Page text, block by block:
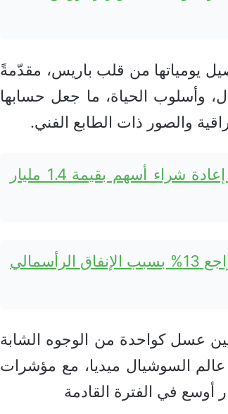
يومياتها من قلب باريس، مقدّمةً
وأسلوب الحياة، ما جعل حسابها
والصور ذات الطابع الفني.
كومرتس بنك يعتزم إعادة شراء أسهم بقيمة 1.4 مليار
سهم سبيس إكس يتراجع 13% بسبب الإنفاق الرأسمالي
عسل كواحدة من الوجوه الشابة
السوشيال ميديا، مع مؤشرات
في الفترة القادمة